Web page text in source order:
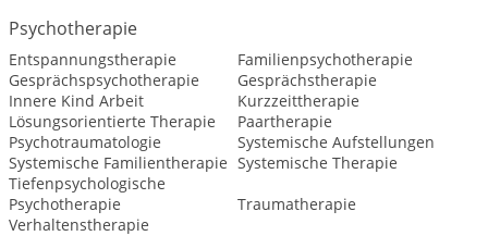
Psychotherapie
Entspannungstherapie
Familienpsychotherapie
Gesprächspsychotherapie
Gesprächstherapie
Innere Kind Arbeit
Kurzzeittherapie
Lösungsorientierte Therapie
Paartherapie
Psychotraumatologie
Systemische Aufstellungen
Systemische Familientherapie Systemische Therapie
Tiefenpsychologische
Psychotherapie
Traumatherapie
Verhaltenstherapie